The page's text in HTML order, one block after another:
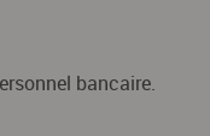
bancaire.